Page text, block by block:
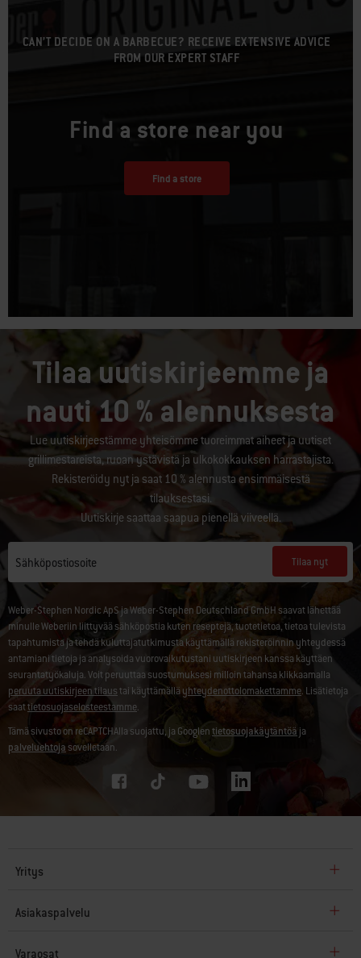
CAN’T DECIDE ON A BARBECUE? RECEIVE EXTENSIVE ADVICE
FROM OUR EXPERT STAFF
Find a store near you
Find a store
Tilaa uutiskirjeemme ja
nauti 10 % alennuksesta
Lue uutiskirjeestämme yhteisömme tuoreimmat aiheet ja uutiset
grillimestareista, ruoan ystävistä ja ulkokokkauksen harrastajista.
Rekisteröidy nyt ja saat 10 % alennusta ensimmäisestä
tilauksestasi.
Uutiskirje saattaa saapua pienellä viiveellä.
Sähköpostiosoite Tilaa nyt
Weber-Stephen Nordic ApS ja Weber-Stephen Deutschland GmbH saavat lähettää
minulle Weberiin liittyvää sähköpostia kuten reseptejä, tuotetietoa, tietoa tulevista
tapahtumista ja tehdä kuluttajatutkimusta käyttämällä rekisteröinnin yhteydessä
antamiani tietoja ja analysoida vuorovaikutustani uutiskirjeen kanssa käyttäen
seurantatyökaluja. Voit peruuttaa suostumuksesi milloin tahansa klikkaamalla
peruuta uutiskirjeen tilaustai käyttämälläyhteydenottolomakettamme. Lisätietoja
saattietosuojaselosteestamme.
Tämä sivusto on reCAPTCHAlla suojattu, ja Googlentietosuojakäytäntöä ja
palveluehtoja sovelletaan.
Yritys
Asiakaspalvelu
Varaosat